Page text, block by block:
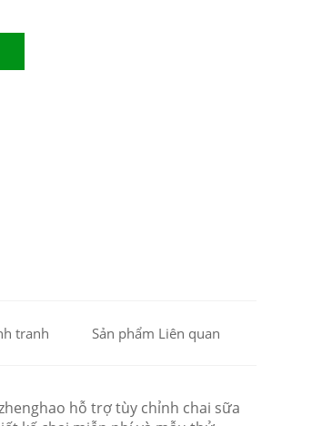
tranh Sản phẩm Liên quan
hỗ trợ tùy chỉnh chai sữa